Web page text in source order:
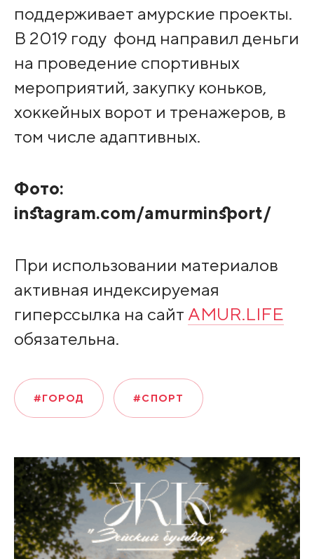
поддерживает амурские проекты.
В 2019 году ​ фонд направил деньги
на проведение спортивных
мероприятий, закупку коньков,
хоккейных ворот и тренажеров, в
том числе адаптивных.
Фото:
instagram.com/amurminsport/
При использовании материалов
активная индексируемая
гиперссылка на сайт AMUR.LIFE
обязательна.
#ГОРОД #СПОРТ